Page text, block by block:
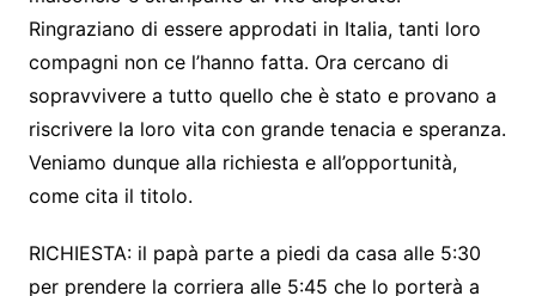
Ringraziano di essere approdati in Italia, tanti loro
compagni non ce l’hanno fatta. Ora cercano di
sopravvivere a tutto quello che è stato e provano a
riscrivere la loro vita con grande tenacia e speranza.
Veniamo dunque alla richiesta e all’opportunità,
come cita il titolo.
RICHIESTA: il papà parte a piedi da casa alle 5:30
per prendere la corriera alle 5:45 che lo porterà a